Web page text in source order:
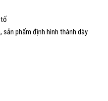
tố
phẩm định hình thành dày